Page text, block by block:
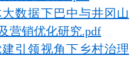
大数据下巴中与井冈山
营销优化研究.pdf
建引领视角下乡村治理